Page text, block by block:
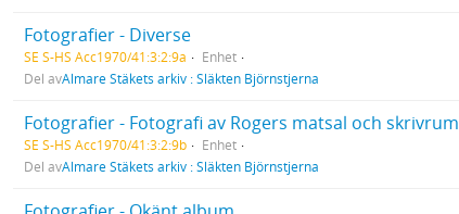
Fotografier - Diverse
SE S-HS Acc1970/41:3:2:9a
Enhet
Del avAlmare Stäkets arkiv : Släkten Björnstjerna
Fotografier - Fotografi av Rogers matsal och skrivrum
SE S-HS Acc1970/41:3:2:9b
Enhet
Del avAlmare Stäkets arkiv : Släkten Björnstjerna